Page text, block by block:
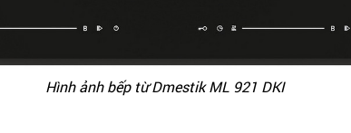
Hình ảnh bếp từ Dmestik ML 921 DKI